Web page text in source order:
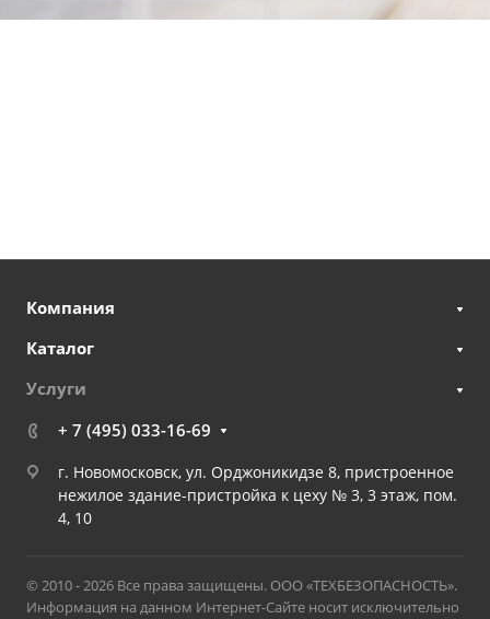
Компания
Каталог
Услуги
+ 7 (495) 033-16-69
г. Новомосковск, ул. Орджоникидзе 8, пристроенное
нежилое здание-пристройка к цеху № 3, 3 этаж, пом.
4, 10
© 2010 - 2026 Все права защищены. ООО «ТЕХБЕЗОПАСНОСТЬ».
Информация на данном Интернет-Сайте носит исключительно